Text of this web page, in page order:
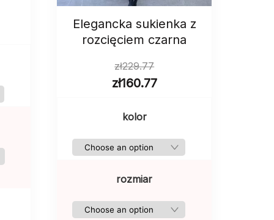
Elegancka sukienka z
rozcięciem czarna
zł229.77
zł160.77
kolor
rozmiar